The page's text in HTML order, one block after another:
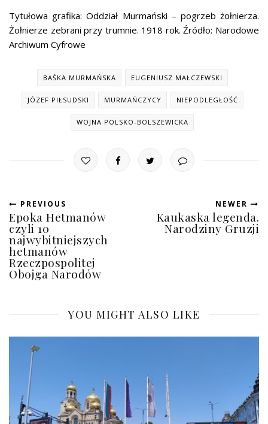
Tytułowa grafika: Oddział Murmański – pogrzeb żołnierza.
Żołnierze zebrani przy trumnie. 1918 rok. Źródło: Narodowe
Archiwum Cyfrowe
BAŚKA MURMAŃSKA EUGENIUSZ MAŁCZEWSKI
JÓZEF PIŁSUDSKI MURMAŃCZYCY NIEPODLEGŁOŚĆ
WOJNA POLSKO-BOLSZEWICKA
PREVIOUS
Epoka Hetmanów
czyli 10
najwybitniejszych
hetmanów
Rzeczpospolitej
Obojga Narodów
NEWER
Kaukaska legenda.
Narodziny Gruzji
YOU MIGHT ALSO LIKE